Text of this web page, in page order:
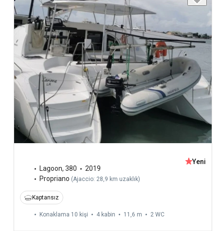
Lagoon, 380
2019
Propriano (Ajaccio: 28,9 km uzaklık)
Yeni
Kaptansız
Konaklama 10 kişi 4 kabin 11,6 m 2 WC